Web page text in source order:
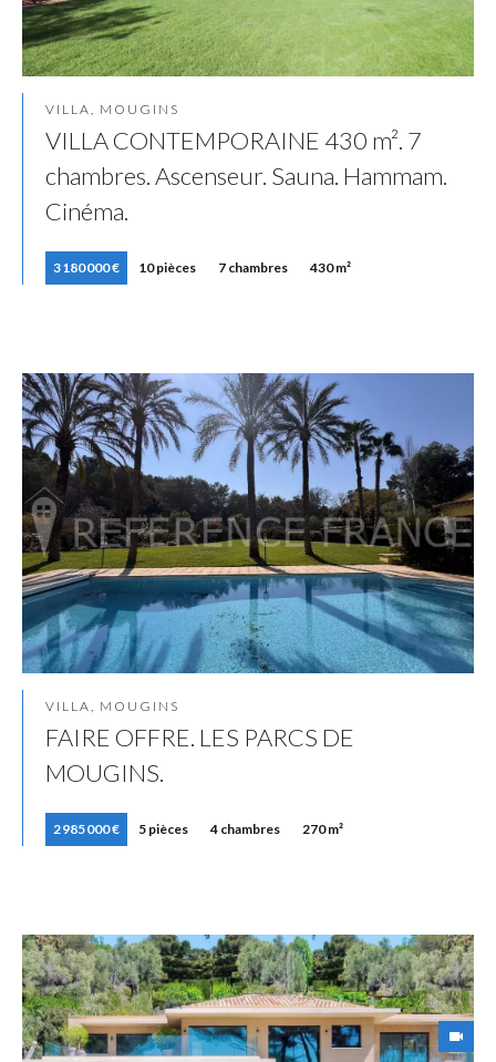
VILLA, MOUGINS
VILLA CONTEMPORAINE 430 m². 7
chambres. Ascenseur. Sauna. Hammam.
Cinéma.
3 180 000 € 10 pièces 7 chambres 430 m²
VILLA, MOUGINS
FAIRE OFFRE. LES PARCS DE
MOUGINS.
2 985 000 € 5 pièces 4 chambres 270 m²